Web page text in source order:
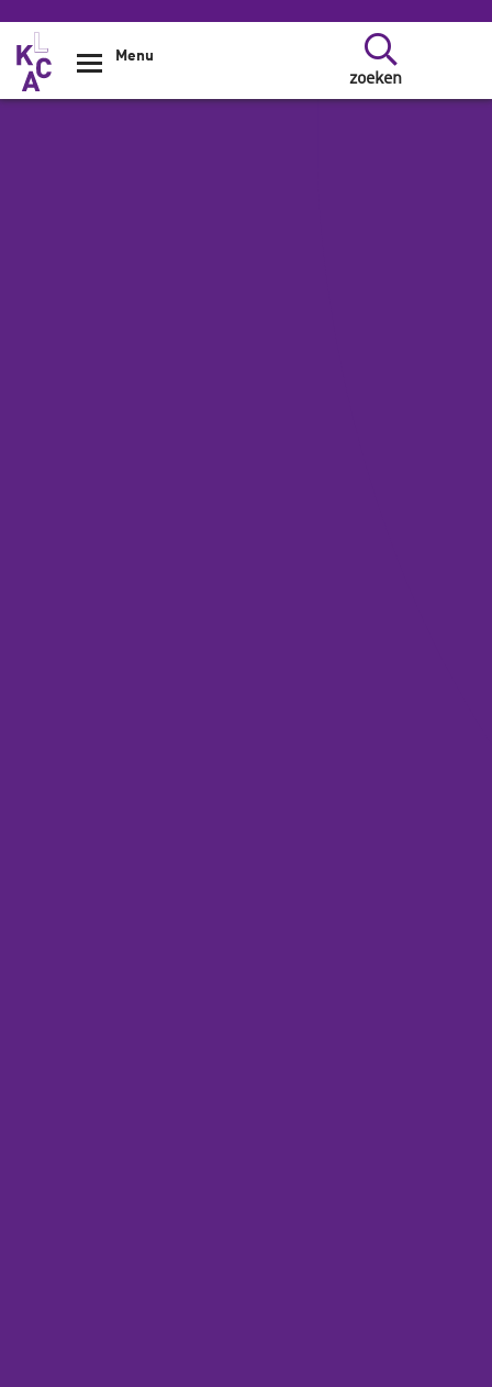
Overslaan en naar de inhoud gaan
zoeken
Menu